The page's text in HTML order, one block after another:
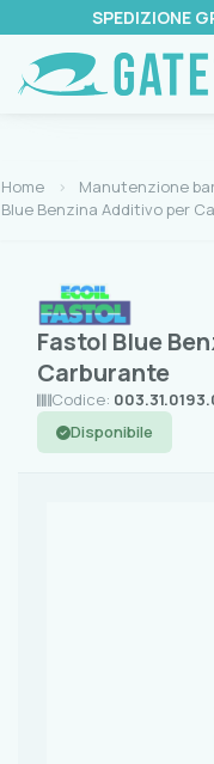
SPEDIZIONE
Home Manutenzione
Blue Benzina Additivo per
Fastol Blue
Carburante
Codice:
Disponibile